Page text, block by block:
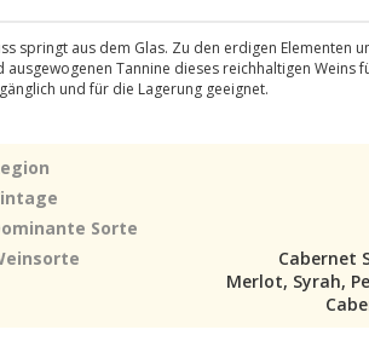
springt aus dem Glas. Zu den erdigen Elementen
Tannine dieses reichhaltigen Weins
und für die Lagerung geeignet.
Sorte
Cabernet
Merlot, Syrah,